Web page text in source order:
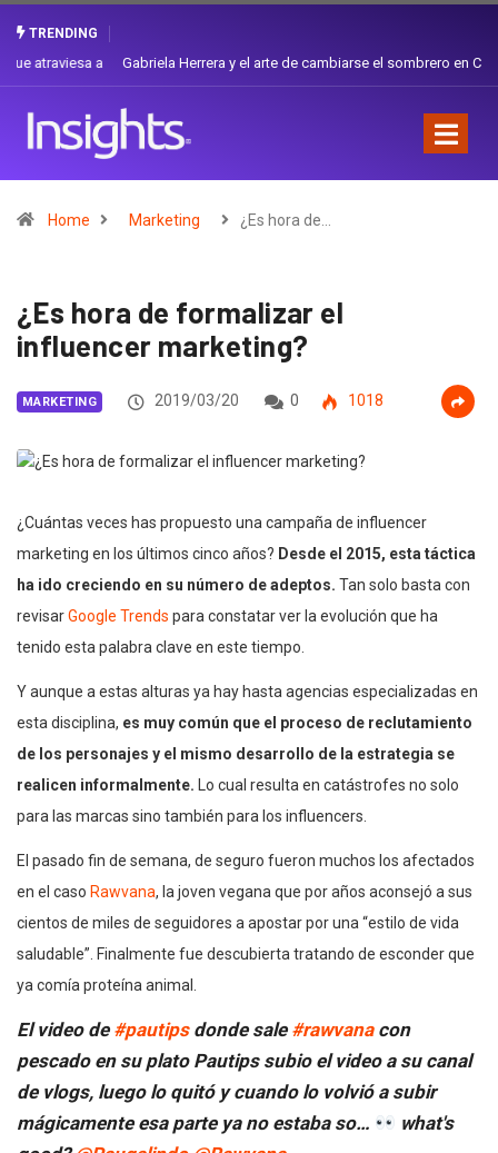
TRENDING
Gabriela Herrera y el arte de cambiarse el sombrero en Corporación
Home Marketing ¿Es hora de…
¿Es hora de formalizar el
influencer marketing?
MARKETING 2019/03/20 0 1018
¿Cuántas veces has propuesto una campaña de influencer
marketing en los últimos cinco años? Desde el 2015, esta táctica
ha ido creciendo en su número de adeptos. Tan solo basta con
revisarGoogle Trends para constatar ver la evolución que ha
tenido esta palabra clave en este tiempo.
Y aunque a estas alturas ya hay hasta agencias especializadas en
esta disciplina, es muy común que el proceso de reclutamiento
de los personajes y el mismo desarrollo de la estrategia se
realicen informalmente. Lo cual resulta en catástrofes no solo
para las marcas sino también para los influencers.
El pasado fin de semana, de seguro fueron muchos los afectados
en el caso Rawvana, la joven vegana que por años aconsejó a sus
cientos de miles de seguidores a apostar por una “estilo de vida
saludable”. Finalmente fue descubierta tratando de esconder que
ya comía proteína animal.
El video de #pautipsdonde sale #rawvanacon
pescado en su plato Pautips subio el video a su canal
de vlogs, luego lo quitó y cuando lo volvió a subir
mágicamente esa parte ya no estaba so…
what's